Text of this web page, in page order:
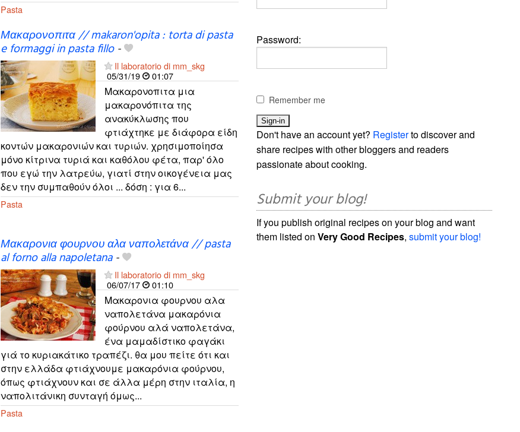
Pasta
Μακαρονοπιτα // makaron'opita : torta di pasta
e formaggi in pasta fillo-
Il laboratorio di mm_skg
05/31/19
01:07
Μακαρονοπιτα μια
μακαρονόπιτα της
ανακύκλωσης που
φτιάχτηκε με διάφορα είδη
κοντών μακαρονιών και τυριών. χρησιμοποίησα
μόνο κίτρινα τυριά και καθόλου φέτα, παρ' όλο
που εγώ την λατρεύω, γιατί στην οικογένεια μας
δεν την συμπαθούν όλοι ... δόση : για 6...
Pasta
Μακαρονια φουρνου αλα ναπολετάνα // pasta
al forno alla napoletana-
Il laboratorio di mm_skg
06/07/17
01:10
Μακαρονια φουρνου αλα
ναπολετάνα μακαρόνια
φούρνου αλά ναπολετάνα,
ένα μαμαδίστικο φαγάκι
γιά το κυριακάτικο τραπέζι. θα μου πείτε ότι και
στην ελλάδα φτιάχνουμε μακαρόνια φούρνου,
όπως φτιάχνουν και σε άλλα μέρη στην ιταλία, η
ναπολιτάνικη συνταγή όμως...
Pasta
Password:
Remember me
Don't have an account yet? Registerto discover and
share recipes with other bloggers and readers
passionate about cooking.
Submit your blog!
If you publish original recipes on your blog and want
them listed onVery Good Recipes,submit your blog!